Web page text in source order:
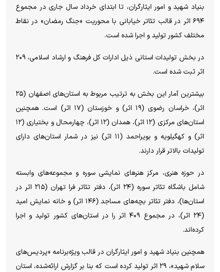
بنیاد شهید و امور ایثارگران، تا ابتدای خرداد سال جاری در مجموع
۶۹۴ اثر در قالب تئاتر خیابانی با محوریت «جنگ رمضان» در نقاط
مختلف کشور تولید و اجرا شده است.
در بخش تولیدات استانی ذیل ادارات کل فرهنگ و ارشاد اسلامی، ۲۰۹
اثر ثبت شده است.
بیشترین آمار این بخش به ترتیب مربوط به استان‌های اصفهان (۲۵
اثر)، خراسان رضوی (۱۹ اثر) و خوزستان (۱۷ اثر) است. همچنین
استان‌های مرکزی (۱۲ اثر)، همدان (۱۲ اثر)، چهارمحال و بختیاری (۱۲
اثر) و کهگیلویه و بویراحمد (۱۱ اثر) نیز در شمار استان‌های دارای
تولیدات بالاتر قرار دارند.
در حوزه هنری، مرکز هنر‌های نمایشی سوره و مجموعه‌های وابسته
شامل باشگاه تئاتر سوره (۲۴ اثر)، دفتر تئاتر فرا تهران (۲۱۵ اثر در
استان‌ها)، دفتر تئاتر بچه‌های مساجد (۱۴۶ اثر) و خانه نمایش امید
(۲۴ اثر)، در مجموع ۴۰۹ اثر را در استان‌های کشور تولید و اجرا
کرده‌اند.
همچنین بنیاد شهید و امور ایثارگران در قالب ویژه‌برنامه «پردیس‌های
سلام شهید»، ۲۹ اثر تولید کرده است که بنا بر گزارش ارائه‌شده، استان